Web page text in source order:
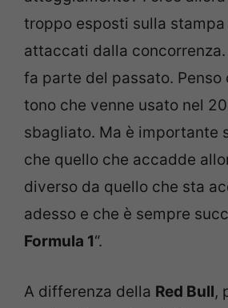
troppo esposti sulla
attaccati dalla
fa parte del passato. Penso
tono che venne usato nel
sbagliato. Ma è importante
che quello che accadde
diverso da quello che sta
adesso e che è sempre
Formula 1“.
A differenza della Red Bull,